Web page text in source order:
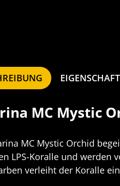
MC Mystic
MC Mystic Orchid
LPS-Koralle und werden
verleiht der Koralle